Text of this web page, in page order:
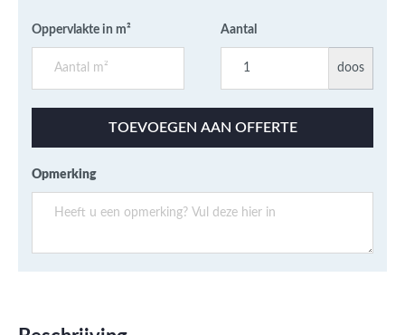
Oppervlakte in m² Aantal
doos
TOEVOEGEN AAN OFFERTE
Opmerking